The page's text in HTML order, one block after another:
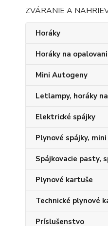
ZVÁRANIE A
Horáky
Horáky na
Mini Autogeny
Letlampy, horáky
Elektrické spájky
Plynové spájky,
Spájkovacie pasty,
Plynové kartuše
Technické plynové
Príslušenstvo